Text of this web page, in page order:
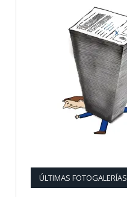
ÚLTIMAS FOTOGALERÍAS